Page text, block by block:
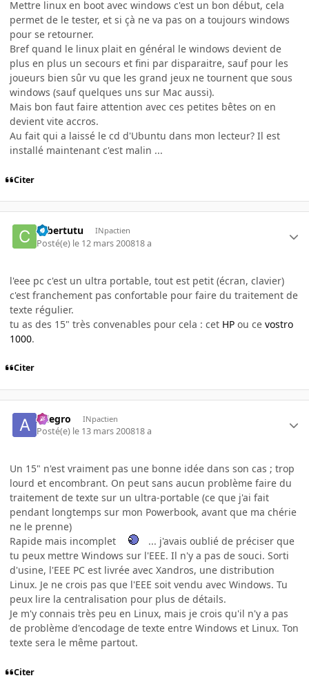
Mettre linux en boot avec windows c'est un bon début, cela
permet de le tester, et si çà ne va pas on a toujours windows
pour se retourner.
Bref quand le linux plait en général le windows devient de
plus en plus un secours et fini par disparaitre, sauf pour les
joueurs bien sûr vu que les grand jeux ne tournent que sous
windows (sauf quelques uns sur Mac aussi).
Mais bon faut faire attention avec ces petites bêtes on en
devient vite accros.
Au fait qui a laissé le cd d'Ubuntu dans mon lecteur? Il est
installé maintenant c'est malin ...
Citer
cybertutu INpactien
Posté(e) le 12 mars 200818 a
l'eee pc c'est un ultra portable, tout est petit (écran, clavier)
c'est franchement pas confortable pour faire du traitement de
texte régulier.
tu as des 15" très convenables pour cela : cet HP ou ce vostro
1000.
Citer
Allegro INpactien
Posté(e) le 13 mars 200818 a
Un 15" n'est vraiment pas une bonne idée dans son cas ; trop
lourd et encombrant. On peut sans aucun problème faire du
traitement de texte sur un ultra-portable (ce que j'ai fait
pendant longtemps sur mon Powerbook, avant que ma chérie
ne le prenne)
Rapide mais incomplet
... j'avais oublié de préciser que
tu peux mettre Windows sur l'EEE. Il n'y a pas de souci. Sorti
d'usine, l'EEE PC est livrée avec Xandros, une distribution
Linux. Je ne crois pas que l'EEE soit vendu avec Windows. Tu
peux lire la centralisation pour plus de détails.
Je m'y connais très peu en Linux, mais je crois qu'il n'y a pas
de problème d'encodage de texte entre Windows et Linux. Ton
texte sera le même partout.
Citer